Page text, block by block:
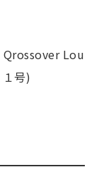
Lou
号)